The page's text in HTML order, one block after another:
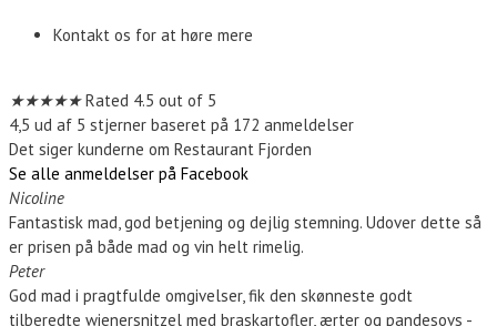
Kontakt os for at høre mere
★★★★★ Rated 4.5 out of 5
4,5 ud af 5 stjerner baseret på 172 anmeldelser
Det siger kunderne om Restaurant Fjorden
Se alle anmeldelser på Facebook
Nicoline
Fantastisk mad, god betjening og dejlig stemning. Udover dette så
er prisen på både mad og vin helt rimelig.
Peter
God mad i pragtfulde omgivelser, fik den skønneste godt
tilberedte wienersnitzel med braskartofler, ærter og pandesovs -